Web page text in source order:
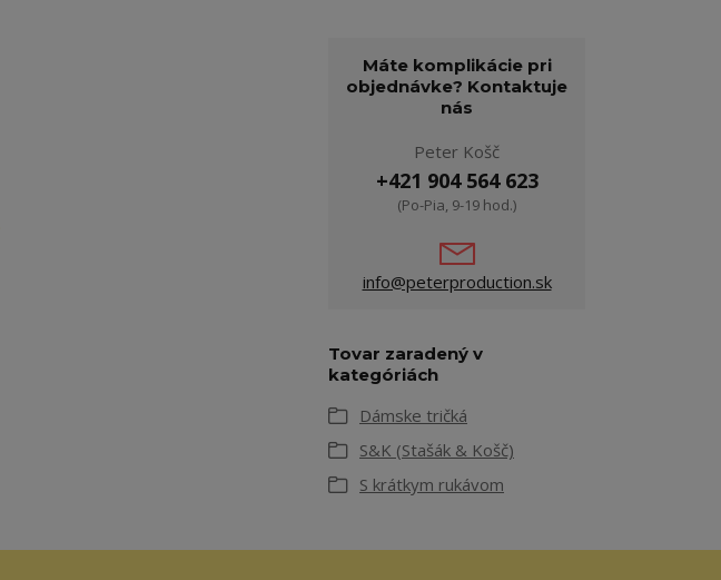
Máte komplikácie pri
objednávke? Kontaktuje
nás
Peter Košč
+421 904 564 623
(Po-Pia, 9-19 hod.)
info@peterproduction.sk
Tovar zaradený v
kategóriách
Dámske tričká
S&K (Stašák & Košč)
S krátkym rukávom